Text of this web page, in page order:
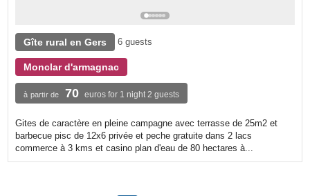
Gîte rural en Gers 6 guests
Monclar d'armagnac
à partir de 70 euros for 1 night 2 guests
Gites de caractère en pleine campagne avec terrasse de 25m2 et
barbecue pisc de 12x6 privée et peche gratuite dans 2 lacs
commerce à 3 kms et casino plan d'eau de 80 hectares à...